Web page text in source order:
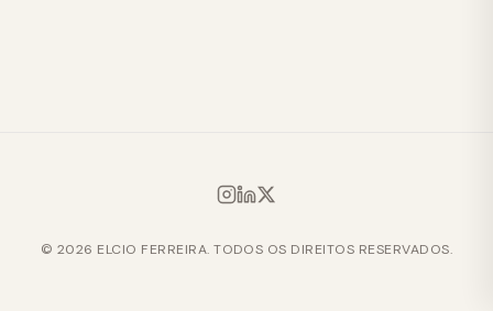
© 2026 ELCIO FERREIRA. TODOS OS DIREITOS RESERVADOS.